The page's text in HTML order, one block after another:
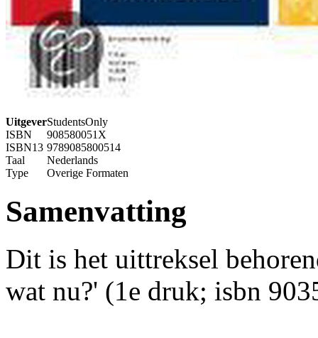
UitgeverStudentsOnly
ISBN
908580051X
ISBN13 9789085800514
Taal
Nederlands
Type
Overige Formaten
Samenvatting
Dit is het uittreksel
wat nu?' (1e druk; isbn